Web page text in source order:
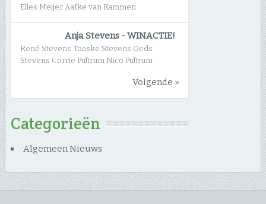
Elles Meijer Aafke van Kammen
Anja Stevens -WINACTIE!
René Stevens Tooske Stevens Oeds
Stevens Corrie Pultrum Nico Pultrum
Volgende »
Categorieën
Algemeen Nieuws